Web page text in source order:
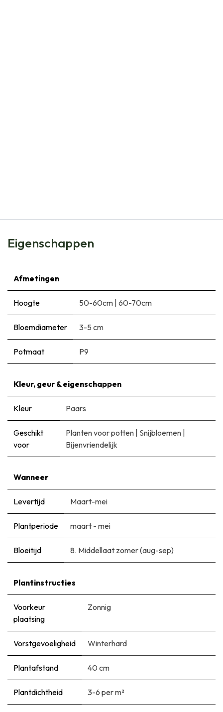
Eigenschappen
Afmetingen
Hoogte 50-60cm | 60-70cm
Bloemdiameter 3-5 cm
Potmaat P9
Kleur, geur & eigenschappen
Kleur Paars
Geschikt
voor
Planten voor potten | Snijbloemen |
Bijenvriendelijk
Wanneer
Levertijd Maart-mei
Plantperiode maart - mei
Bloeitijd 8. Middellaat zomer (aug-sep)
Plantinstructies
Voorkeur
plaatsing
Zonnig
Vorstgevoeligheid Winterhard
Plantafstand 40 cm
Plantdichtheid 3-6 per m²